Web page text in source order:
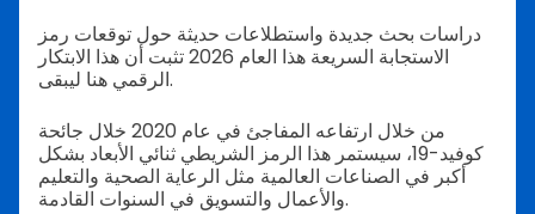
دراسات بحث جديدة واستطلاعات حديثة حول توقعات رمز
الاستجابة السريعة هذا العام 2026 تثبت أن هذا الابتكار
الرقمي هنا ليبقى.
من خلال ارتفاعه المفاجئ في عام 2020 خلال جائحة
كوفيد-19، سيستمر هذا الرمز الشريطي ثنائي الأبعاد بشكل
أكبر في الصناعات العالمية مثل الرعاية الصحية والتعليم
والأعمال والتسويق في السنوات القادمة.